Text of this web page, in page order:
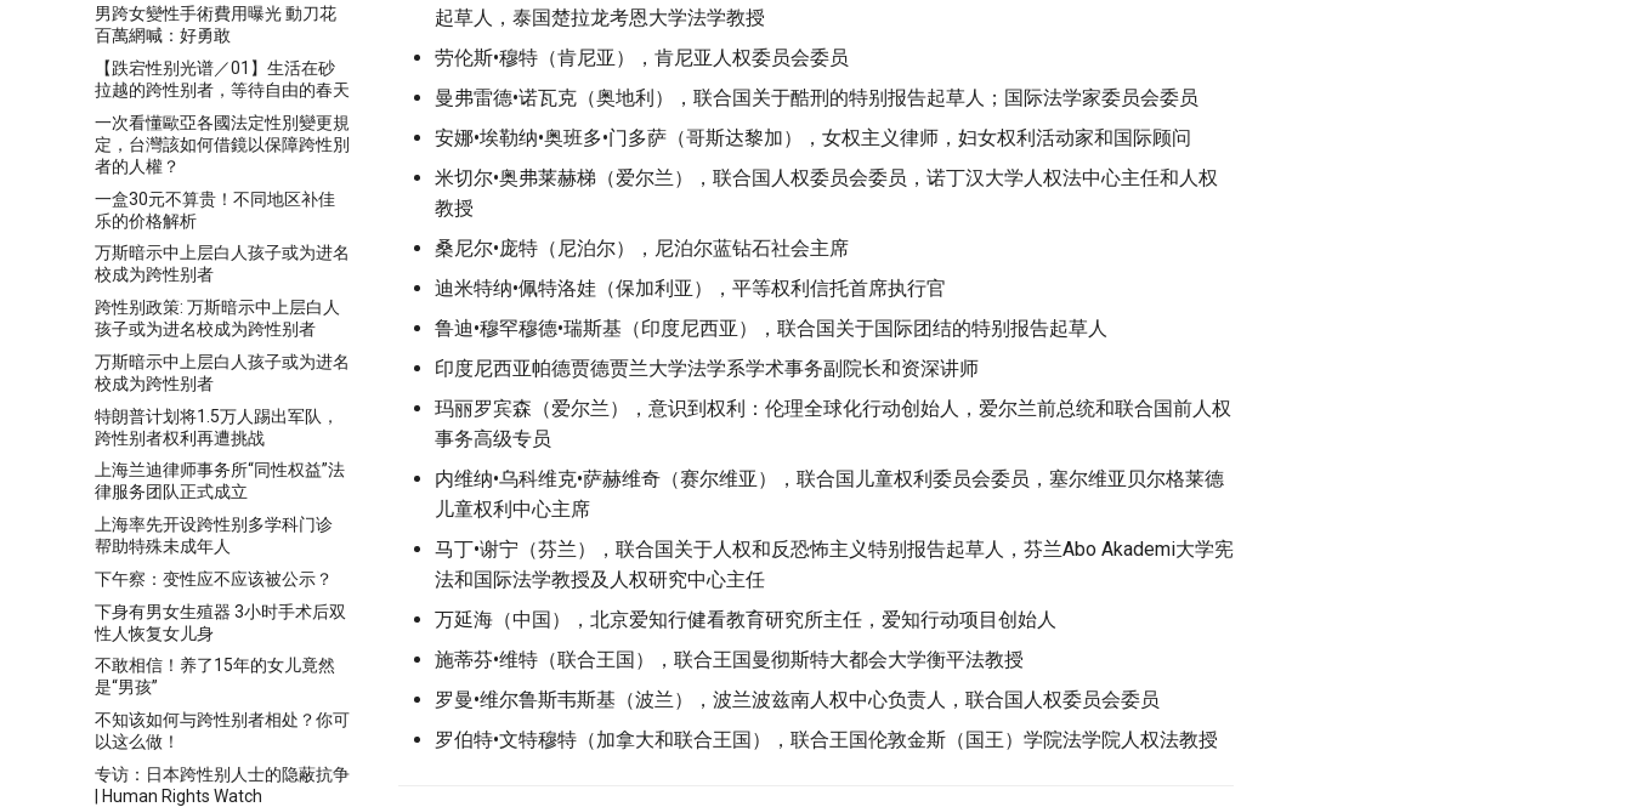
男跨女變性手術費用曝光 動刀花
百萬網喊：好勇敢
【跌宕性别光谱／01】生活在砂
拉越的跨性别者，等待自由的春天
一次看懂歐亞各國法定性別變更規
定，台灣該如何借鏡以保障跨性別
者的人權？
一盒30元不算贵！不同地区补佳
乐的价格解析
万斯暗示中上层白人孩子或为进名
校成为跨性别者
跨性别政策: 万斯暗示中上层白人
孩子或为进名校成为跨性别者
万斯暗示中上层白人孩子或为进名
校成为跨性别者
特朗普计划将1.5万人踢出军队，
跨性别者权利再遭挑战
上海兰迪律师事务所“同性权益”法
律服务团队正式成立
上海率先开设跨性别多学科门诊
帮助特殊未成年人
下午察：变性应不应该被公示？
下身有男女生殖器 3小时手术后双
性人恢复女儿身
不敢相信！养了15年的女儿竟然
是“男孩”
不知该如何与跨性别者相处？你可
以这么做！
专访：日本跨性别人士的隐蔽抗争
| Human Rights Watch
起草人，泰国楚拉龙考恩大学法学教授
劳伦斯•穆特（肯尼亚），肯尼亚人权委员会委员
曼弗雷德•诺瓦克（奥地利），联合国关于酷刑的特别报告起草人；国际法学家委员会委员
安娜•埃勒纳•奥班多•门多萨（哥斯达黎加），女权主义律师，妇女权利活动家和国际顾问
米切尔•奥弗莱赫梯（爱尔兰），联合国人权委员会委员，诺丁汉大学人权法中心主任和人权
教授
桑尼尔•庞特（尼泊尔），尼泊尔蓝钻石社会主席
迪米特纳•佩特洛娃（保加利亚），平等权利信托首席执行官
鲁迪•穆罕穆德•瑞斯基（印度尼西亚），联合国关于国际团结的特别报告起草人
印度尼西亚帕德贾德贾兰大学法学系学术事务副院长和资深讲师
玛丽罗宾森（爱尔兰），意识到权利：伦理全球化行动创始人，爱尔兰前总统和联合国前人权
事务高级专员
内维纳•乌科维克•萨赫维奇（赛尔维亚），联合国儿童权利委员会委员，塞尔维亚贝尔格莱德
儿童权利中心主席
马丁•谢宁（芬兰），联合国关于人权和反恐怖主义特别报告起草人，芬兰Abo Akademi大学宪
法和国际法学教授及人权研究中心主任
万延海（中国），北京爱知行健看教育研究所主任，爱知行动项目创始人
施蒂芬•维特（联合王国），联合王国曼彻斯特大都会大学衡平法教授
罗曼•维尔鲁斯韦斯基（波兰），波兰波兹南人权中心负责人，联合国人权委员会委员
罗伯特•文特穆特（加拿大和联合王国），联合王国伦敦金斯（国王）学院法学院人权法教授